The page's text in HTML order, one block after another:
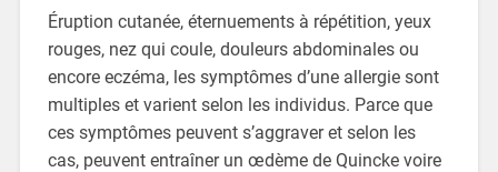
Éruption cutanée, éternuements à répétition, yeux
rouges, nez qui coule, douleurs abdominales ou
encore eczéma, les symptômes d’une allergie sont
multiples et varient selon les individus. Parce que
ces symptômes peuvent s’aggraver et selon les
cas, peuvent entraîner un œdème de Quincke voire